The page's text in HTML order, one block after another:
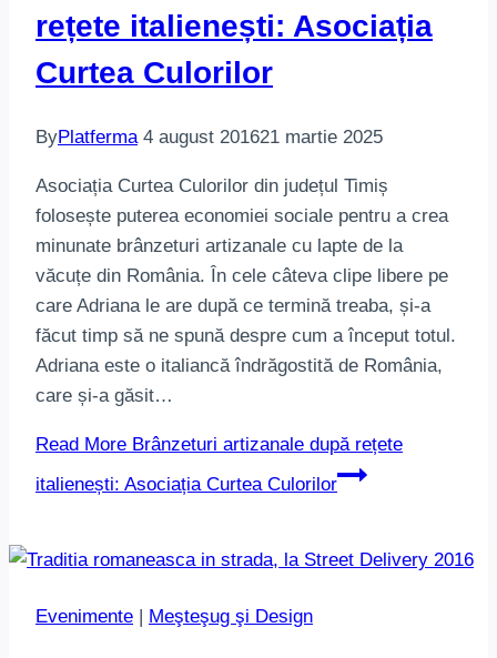
rețete italienești: Asociația
Curtea Culorilor
ByPlatferma 4 august 201621 martie 2025
Asociația Curtea Culorilor din județul Timiș
folosește puterea economiei sociale pentru a crea
minunate brânzeturi artizanale cu lapte de la
văcuțe din România. În cele câteva clipe libere pe
care Adriana le are după ce termină treaba, și-a
făcut timp să ne spună despre cum a început totul.
Adriana este o italiancă îndrăgostită de România,
care și-a găsit…
Read More Brânzeturi artizanale după rețete
italienești: Asociația Curtea Culorilor
Evenimente | Meşteşug şi Design